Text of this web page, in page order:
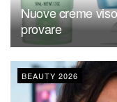
Nuove creme
provare
BEAUTY 2026